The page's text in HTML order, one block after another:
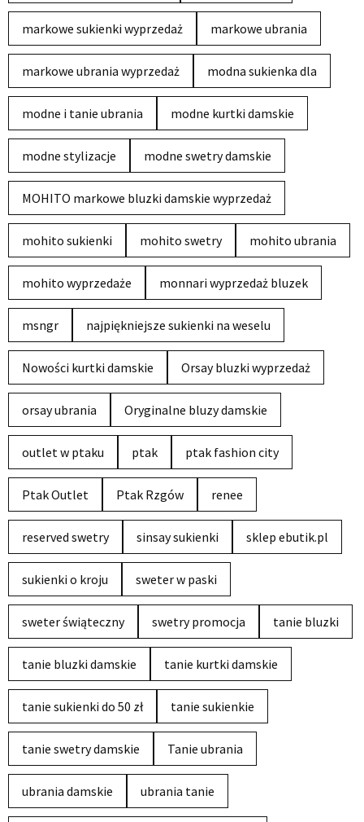
markowe sukienki wyprzedaż markowe ubrania
markowe ubrania wyprzedaż modna sukienka dla
modne i tanie ubrania modne kurtki damskie
modne stylizacje modne swetry damskie
MOHITO markowe bluzki damskie wyprzedaż
mohito sukienki mohito swetry mohito ubrania
mohito wyprzedaże monnari wyprzedaż bluzek
msngr najpiękniejsze sukienki na weselu
Nowości kurtki damskie Orsay bluzki wyprzedaż
orsay ubrania Oryginalne bluzy damskie
outlet w ptaku ptak ptak fashion city
Ptak Outlet Ptak Rzgów renee
reserved swetry sinsay sukienki sklep ebutik.pl
sukienki o kroju sweter w paski
sweter świąteczny swetry promocja tanie bluzki
tanie bluzki damskie tanie kurtki damskie
tanie sukienki do 50 zł tanie sukienkie
tanie swetry damskie Tanie ubrania
ubrania damskie ubrania tanie